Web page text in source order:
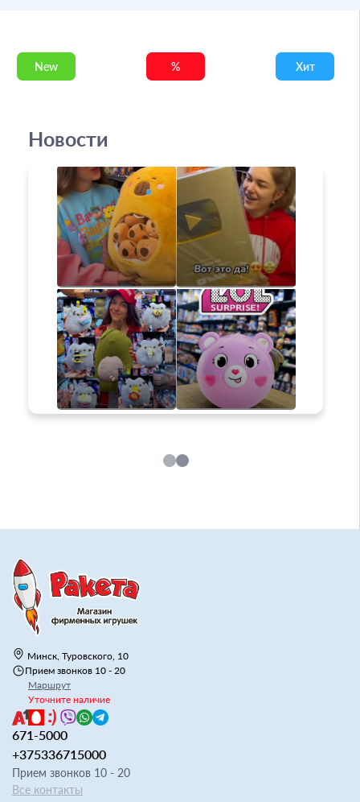
New % Хит
Новости
Минск, Туровского, 10
Прием звонков 10 - 20
Маршрут
Уточните наличие
671-5000
+375336715000
Прием звонков 10 - 20
Все контакты